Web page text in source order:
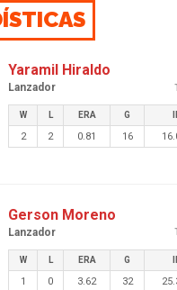
Yaramil Hiraldo
Lanzador
W L ERA G
2 2 0.81 16
Gerson Moreno
Lanzador
W L ERA G
1 0 3.62 32